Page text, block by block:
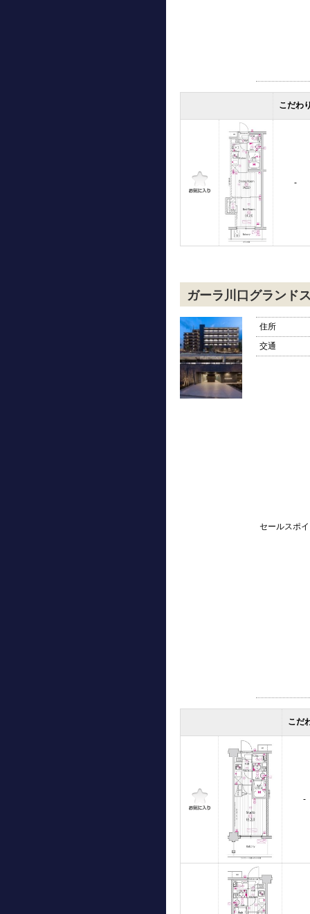
こだわ
-
ガーラ川口グランド
住所
交通
セールスポ
こだ
-